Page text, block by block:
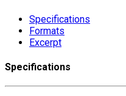
Specifications
Formats
Excerpt
Specifications